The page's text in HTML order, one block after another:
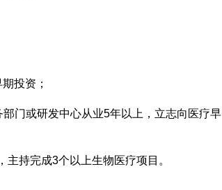
投资；
门或研发中心从业5年以上，立志向医疗早
持完成3个以上生物医疗项目。